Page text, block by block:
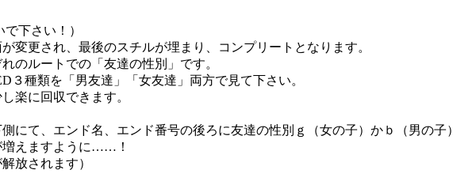
下さい！）
変更され、最後のスチルが埋まり、コンプリートとなります。
のルートでの「友達の性別」です。
３種類を「男友達」「女友達」両方で見て下さい。
楽に回収できます。
にて、エンド名、エンド番号の後ろに友達の性別ｇ（女の子）かｂ（男の子
増えますように……！
放されます）